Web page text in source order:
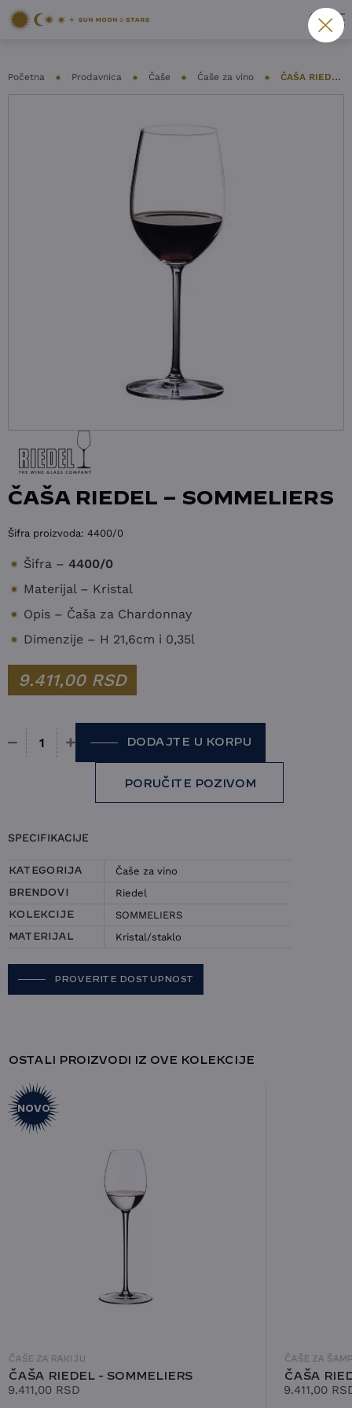
Početna Prodavnica Čaše Čaše za vino ČAŠA RIEDEL – SOMMELIERS
ČAŠA RIEDEL – SOMMELIERS
Šifra proizvoda: 4400/0
Šifra – 4400/0
Materijal – Kristal
Opis – Čaša za Chardonnay
Dimenzije – H 21,6cm i 0,35l
9.411,00 RSD
Čaša Riedel - Sommeliers količina
DODAJTE U KORPU
PORUČITE POZIVOM
SPECIFIKACIJE
KATEGORIJA Čaše za vino
BRENDOVI Riedel
KOLEKCIJE SOMMELIERS
MATERIJAL Kristal/staklo
PROVERITE DOSTUPNOST
OSTALI PROIZVODI IZ OVE KOLEKCIJE
NOVO
ČAŠE ZA RAKIJU
ČAŠA RIEDEL - SOMMELIERS
9.411,00 RSD
ČAŠE ZA
ČAŠA
9.411,00